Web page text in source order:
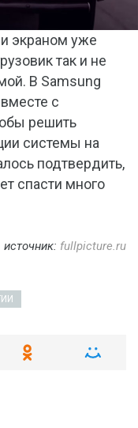
экраном уже
так и не
В Samsung
с
решить
системы на
подтвердить,
спасти много
источник: fullpicture.ru